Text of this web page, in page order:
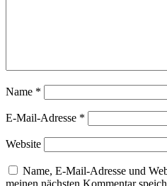
Name *
E-Mail-Adresse *
Website
Name, E-Mail-Adresse und
meinen nächsten Kommentar